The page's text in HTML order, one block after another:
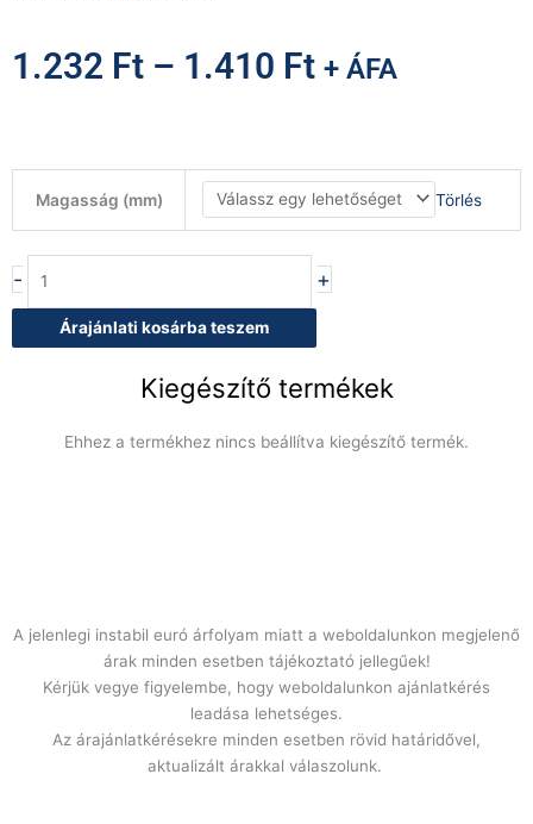
1.232 Ft – 1.410 Ft + ÁFA
Magasság (mm) Törlés
-
kosarak
-
több
méretben
és
színben
+
Árajánlati kosárba teszem
Kiegészítő termékek
Ehhez a termékhez nincs beállítva kiegészítő termék.
A jelenlegi instabil euró árfolyam miatt a weboldalunkon megjelenő
árak minden esetben tájékoztató jellegűek!
Kérjük vegye figyelembe, hogy weboldalunkon ajánlatkérés
leadása lehetséges.
Az árajánlatkérésekre minden esetben rövid határidővel,
aktualizált árakkal válaszolunk.